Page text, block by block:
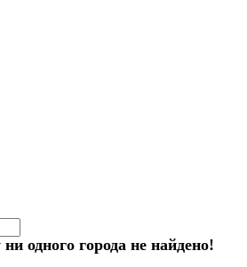
одного города не найдено!